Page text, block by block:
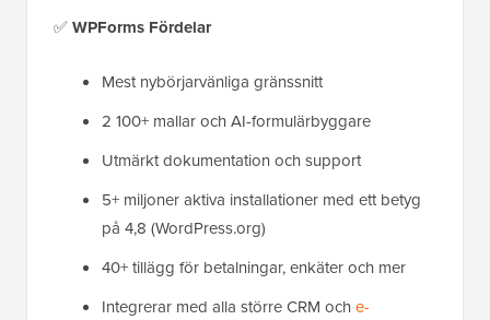
✅WPForms Fördelar
Mest nybörjarvänliga gränssnitt
2 100+ mallar och AI-formulärbyggare
Utmärkt dokumentation och support
5+ miljoner aktiva installationer med ett betyg
på 4,8 (WordPress.org)
40+ tillägg för betalningar, enkäter och mer
Integrerar med alla större CRM oche-